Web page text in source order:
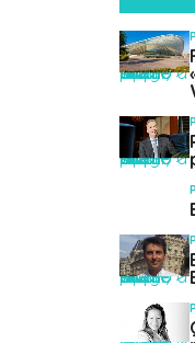
Alexander De Croo
11,9 millions
français,
" class="attachment-mvp-small-thumb size-mvp-small-thumb wp-post-image" alt="" />
" class="attachment-mvp-small-thumb size-mvp-small-thumb wp-post-image" alt="" />
" class="attachment-mvp-small-thumb size-mvp-small-thumb wp-post-image" alt="" />